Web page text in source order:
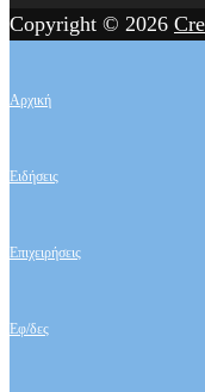
Copyright © 2026
Αρχική
Ειδήσεις
Επιχειρήσεις
Εφ/δες